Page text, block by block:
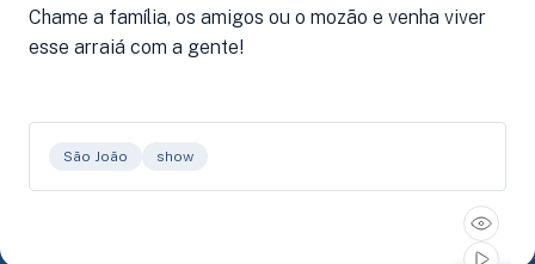
Chame a família, os amigos ou o mozão e venha viver
esse arraiá com a gente!
São João show